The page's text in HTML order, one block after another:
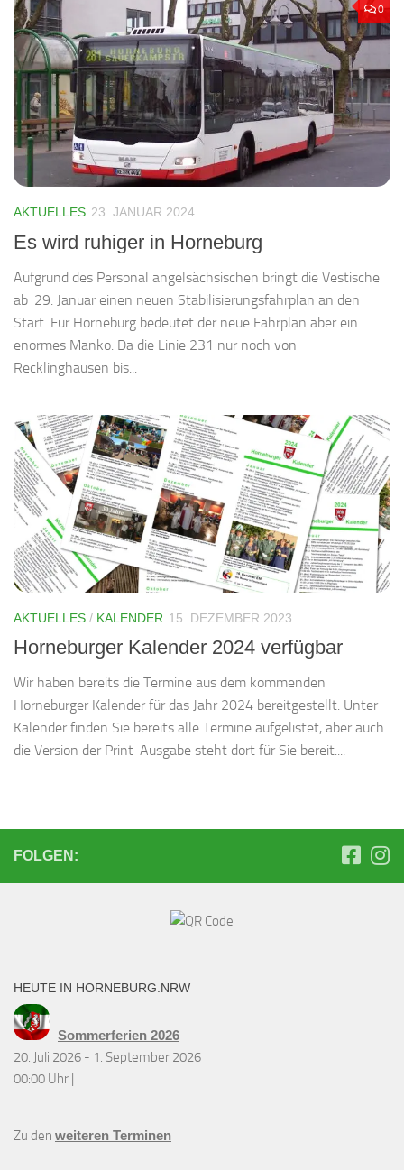
0
AKTUELLES 23. JANUAR 2024
Es wird ruhiger in Horneburg
Aufgrund des Personal angelsächsischen bringt die Vestische
ab 29. Januar einen neuen Stabilisierungsfahrplan an den
Start. Für Horneburg bedeutet der neue Fahrplan aber ein
enormes Manko. Da die Linie 231 nur noch von
Recklinghausen bis...
AKTUELLES / KALENDER 15. DEZEMBER 2023
Horneburger Kalender 2024 verfügbar
Wir haben bereits die Termine aus dem kommenden
Horneburger Kalender für das Jahr 2024 bereitgestellt. Unter
Kalender finden Sie bereits alle Termine aufgelistet, aber auch
die Version der Print-Ausgabe steht dort für Sie bereit....
FOLGEN:
HEUTE IN HORNEBURG.NRW
Sommerferien 2026
20. Juli 2026 - 1. September 2026
00:00 Uhr |
Zu den weiteren Terminen